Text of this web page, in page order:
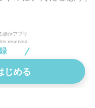
じめる
婚活アプリ
reserved.